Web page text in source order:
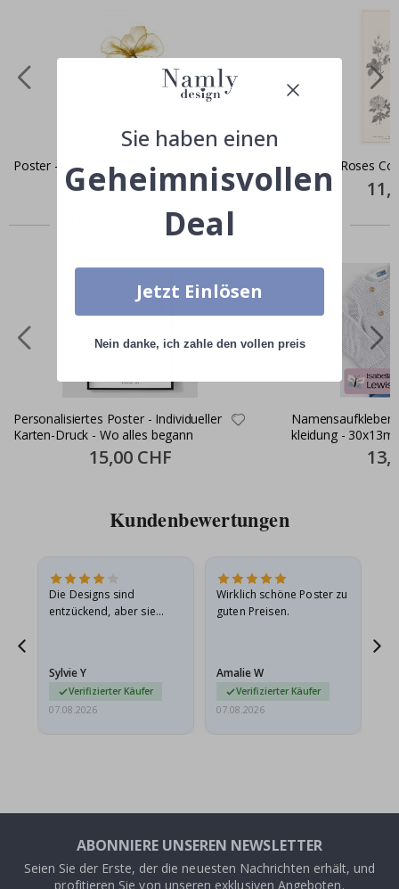
Poster - Golden Flower Art
Special
Price
11,00 CHF
Poster - Roses
Price
Zusammen gekaufte Produkte
Personalisiertes Poster - Individueller
Karten-Druck - Wo alles begann
Special
Price
15,00 CHF
Namensaufkleber
kleidung -
Price
Kundenbewertungen
Die Designs sind
entzückend, aber sie
sie…
Sylvie Y
Verifizierter Käufer
07.08.2026
Wirklich schöne Poster zu
guten Preisen.
Amalie W
Verifizierter Käufer
07.08.2026
ABONNIERE UNSEREN NEWSLETTER
Seien Sie der Erste, der die neuesten Nachrichten erhält, und
profitieren Sie von unseren exklusiven Angeboten.
Sie haben einen
Geheimnisvollen
Deal
Jetzt Einlösen
Nein danke, ich zahle den vollen preis